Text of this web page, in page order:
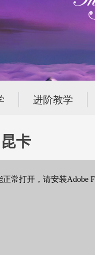
进阶教学
卡
正常打开，请安装Adobe